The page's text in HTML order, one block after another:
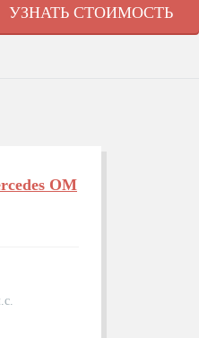
УЗНАТЬ СТОИМОСТЬ
OM